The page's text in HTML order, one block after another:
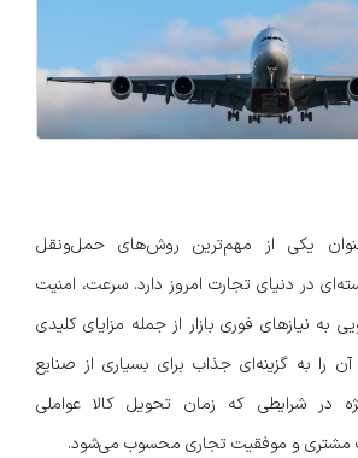
یکی از مهم‌ترین روش‌های حمل‌ونقل
در دنیای تجارت امروز دارد. سرعت، امنیت
به نیازهای فوری بازار از جمله مزایای کلیدی
را به گزینه‌ای جذاب برای بسیاری از صنایع
در شرایطی که زمان تحویل کالا عواملی
مشتری و موفقیت تجاری محسوب می‌شود.